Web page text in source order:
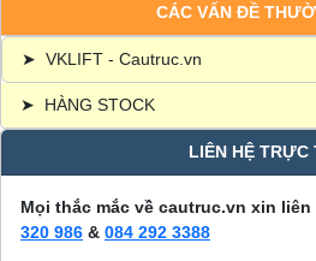
CÁC VẤN ĐỀ
➤ VKLIFT - Cautruc.vn
➤ HÀNG STOCK
LIÊN HỆ TRỰC
Mọi thắc mắc về cautruc.vn xin
320 986 & 084 292 3388